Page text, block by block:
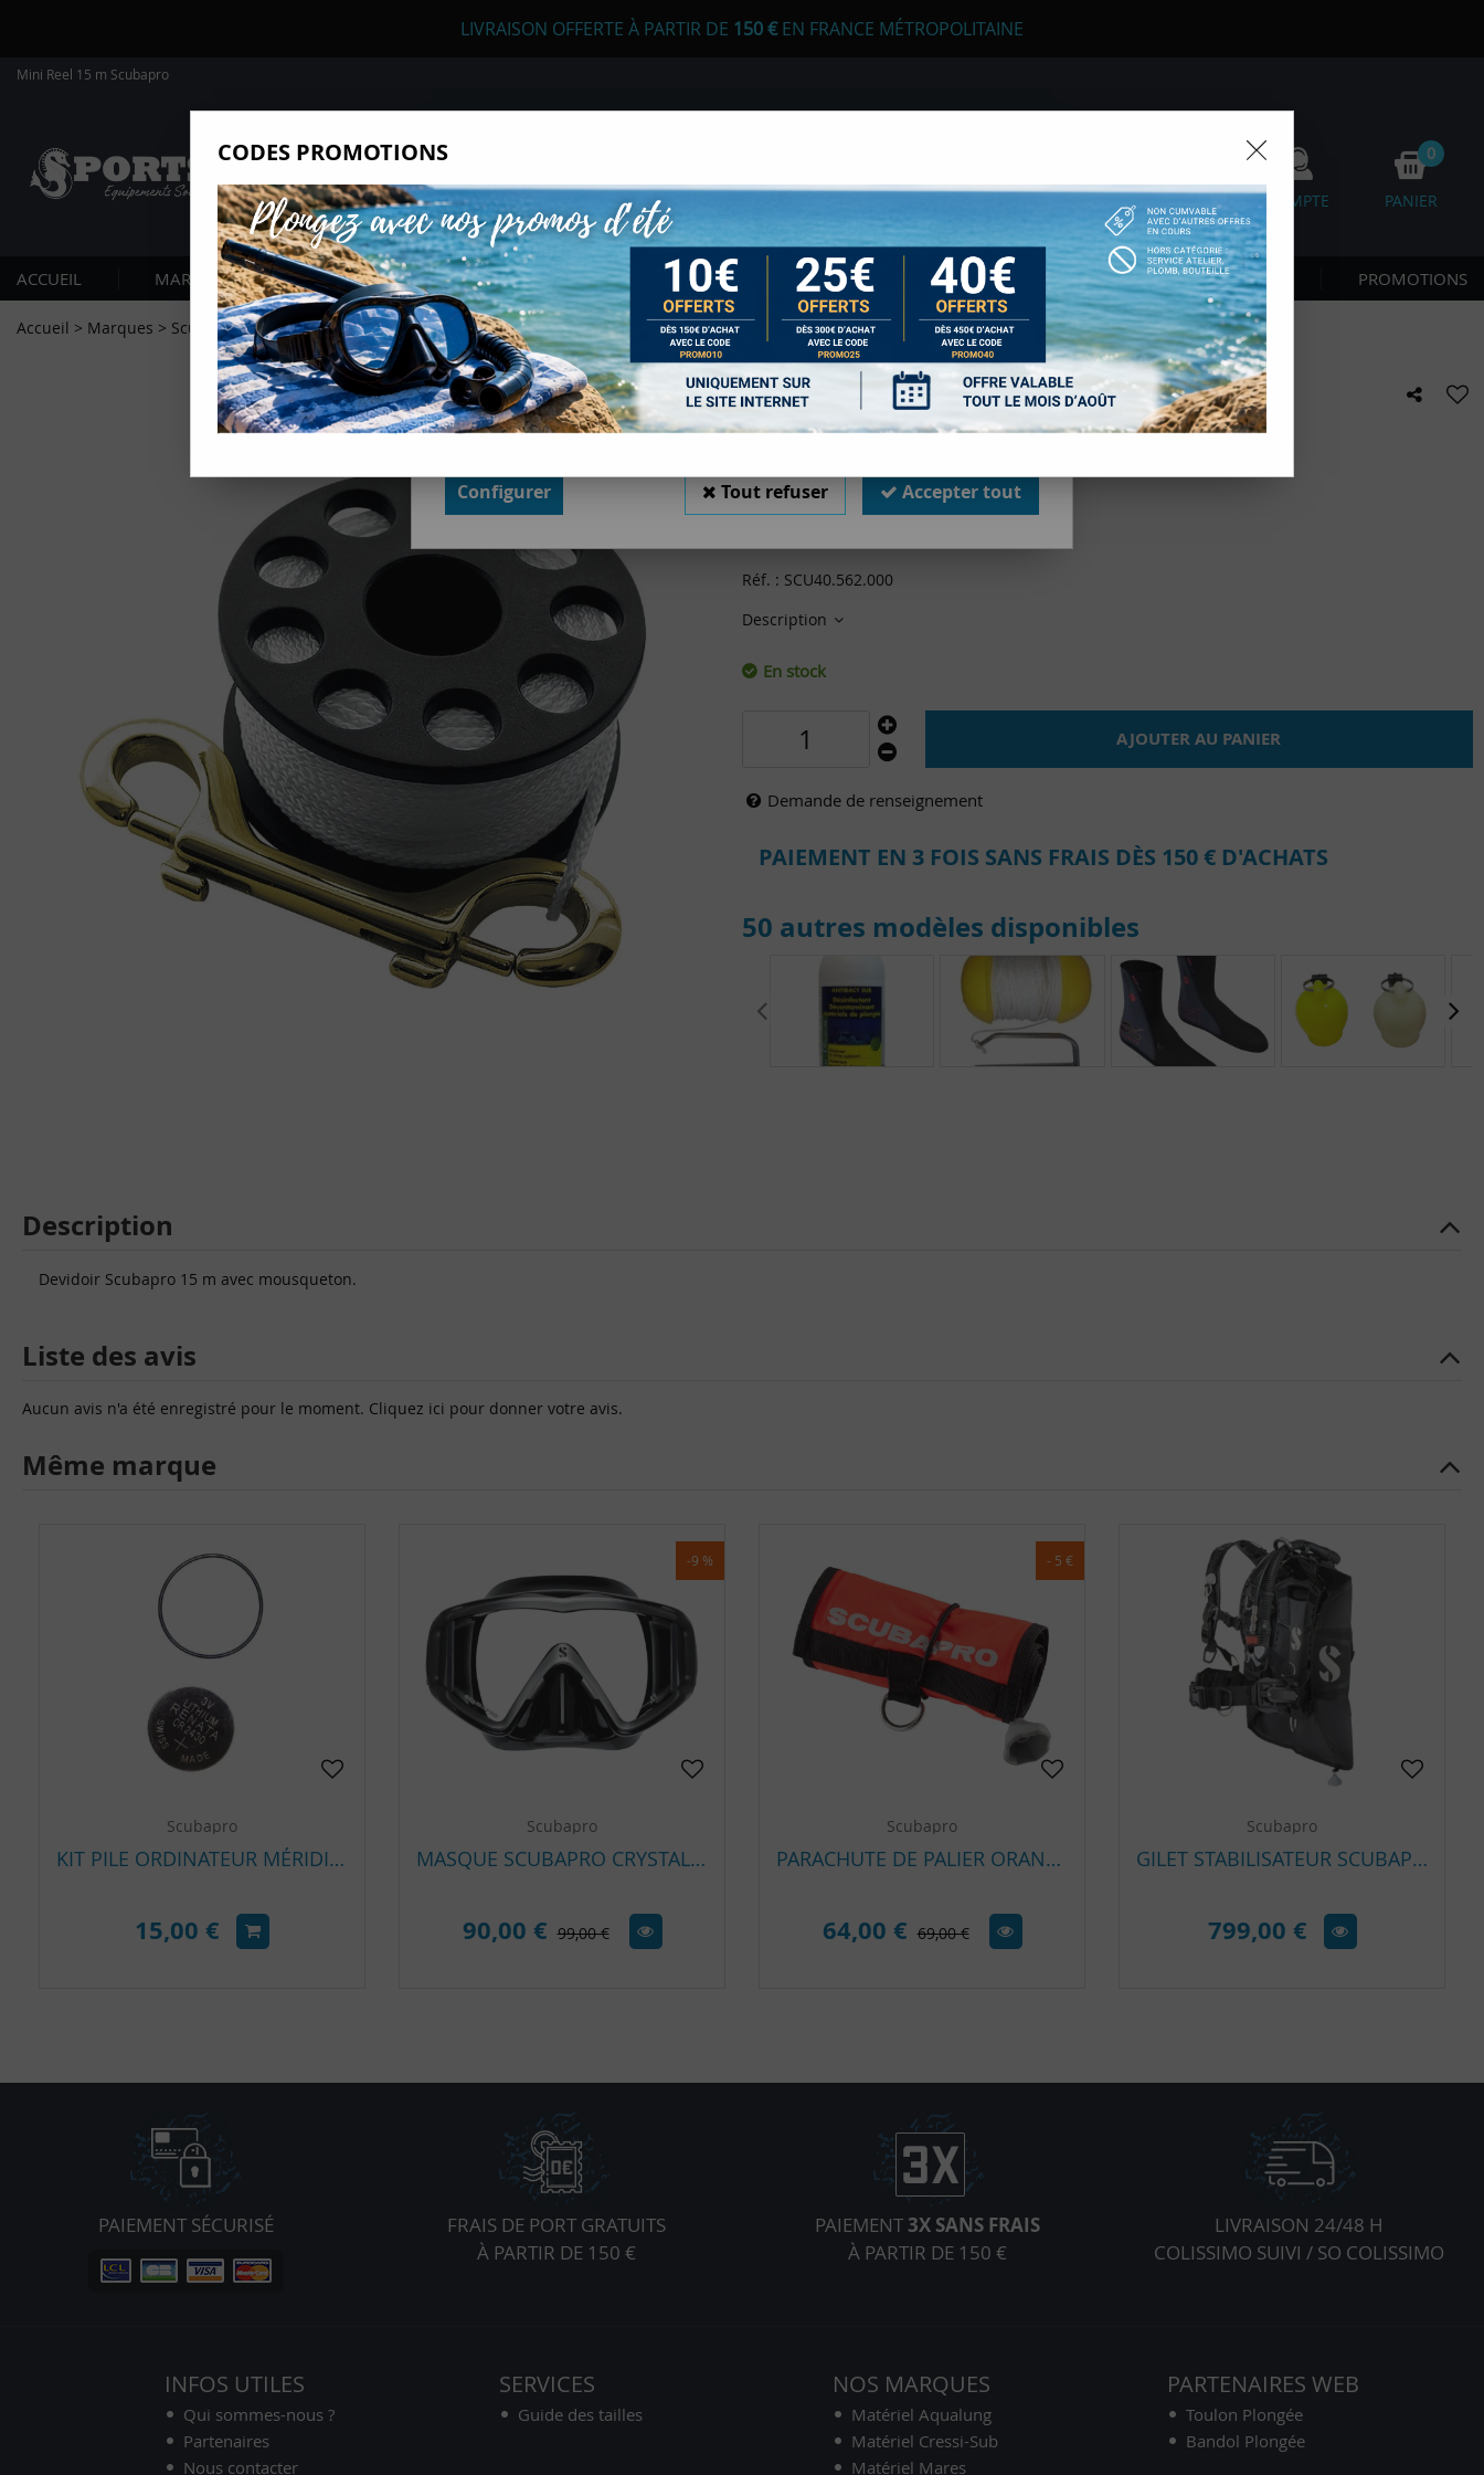
LIVRAISON OFFERTE À PARTIR DE 150 €EN FRANCE MÉTROPOLITAINE
Mini Reel 15 m Scubapro
FAVORIS COMPTE
0
PANIER
ACCUEIL MARQUES PLONGÉE SOUS-MARINE APNÉE CHASSE SOUS-MARINE LONGE CÔTE & NAGE NOUVEAUTÉS PROMOTIONS
Accueil > Marques > Scubapro >Mini Reel 15 m Scubapro
MINI REEL 15 M SCUBAPRO
Soyez le premier à donner votre avis !
22,00€TTC
Réf. : SCU40.562.000
Description
En stock
AJOUTER AU PANIER
Demande de renseignement
PAIEMENT EN 3 FOIS SANS FRAIS DÈS 150 € D'ACHATS
50 autres modèles disponibles
Description
Devidoir Scubapro 15 m avec mousqueton.
Liste des avis
Aucun avis n'a été enregistré pour le moment. Cliquez ici pour donner votre avis.
Même marque
Scubapro
KIT PILE ORDINATEUR MÉRIDIAN
15,00 €
-9 %
Scubapro
MASQUE SCUBAPRO CRYSTAL VU
90,00 € 99,00 €
- 5 €
Scubapro
PARACHUTE DE PALIER ORANGE À SOUPAPE 1,40 M SCUBAPRO
64,00 € 69,00 €
Scubapro
GILET STABILISATEUR SCUBAPRO HYDROS PRO 2 | BCD DORSAL MODULAIRE HAUT DE GAMME
799,00 €
PAIEMENT SÉCURISÉ
FRAIS DE PORT GRATUITS
À PARTIR DE 150 €
PAIEMENT3X SANS FRAIS
À PARTIR DE 150 €
LIVRAISON 24/48 H
COLISSIMO SUIVI / SO COLISSIMO
INFOS UTILES
Qui sommes-nous ?
Partenaires
Nous contacter
SERVICES
Guide des tailles
NOS MARQUES
Matériel Aqualung
Matériel Cressi-Sub
Matériel Mares
PARTENAIRES WEB
Toulon Plongée
Bandol Plongée
Nous autorisez-vous à utiliser vos cookies ?
Ils nous seront utiles pour :
Améliorer l'interface et les fonctionnalités du site
Mesurer les campagnes marketing et proposer des mises à jour sur nos
produits
Gérer l'authentification et surveiller les erreurs techniques
Certains cookies sont nécessaires à des fins techniques, ils sont donc dispensés de consentement. D'autres,
non obligatoires, peuvent être utilisés pour la personnalisation des annonces et du contenu, la mesure des
annonces et du contenu, la connaissance de l'audience et le développement de produits, les données de
géolocalisation précises et l'identification par le balayage de l'appareil, le stockage et/ou l'accès aux
informations sur un appareil. Si vous donnez votre consentement, celui-ci sera valable sur l’ensemble des sous-
domaines de Sports Med. Vous disposez de la possibilité de retirer votre consentement à tout moment en
cliquant sur le widget en bas à droite de la page. Pour en savoir plus, consulter notre politique de cookie.
Configurer Tout refuser Accepter tout
CODES PROMOTIONS